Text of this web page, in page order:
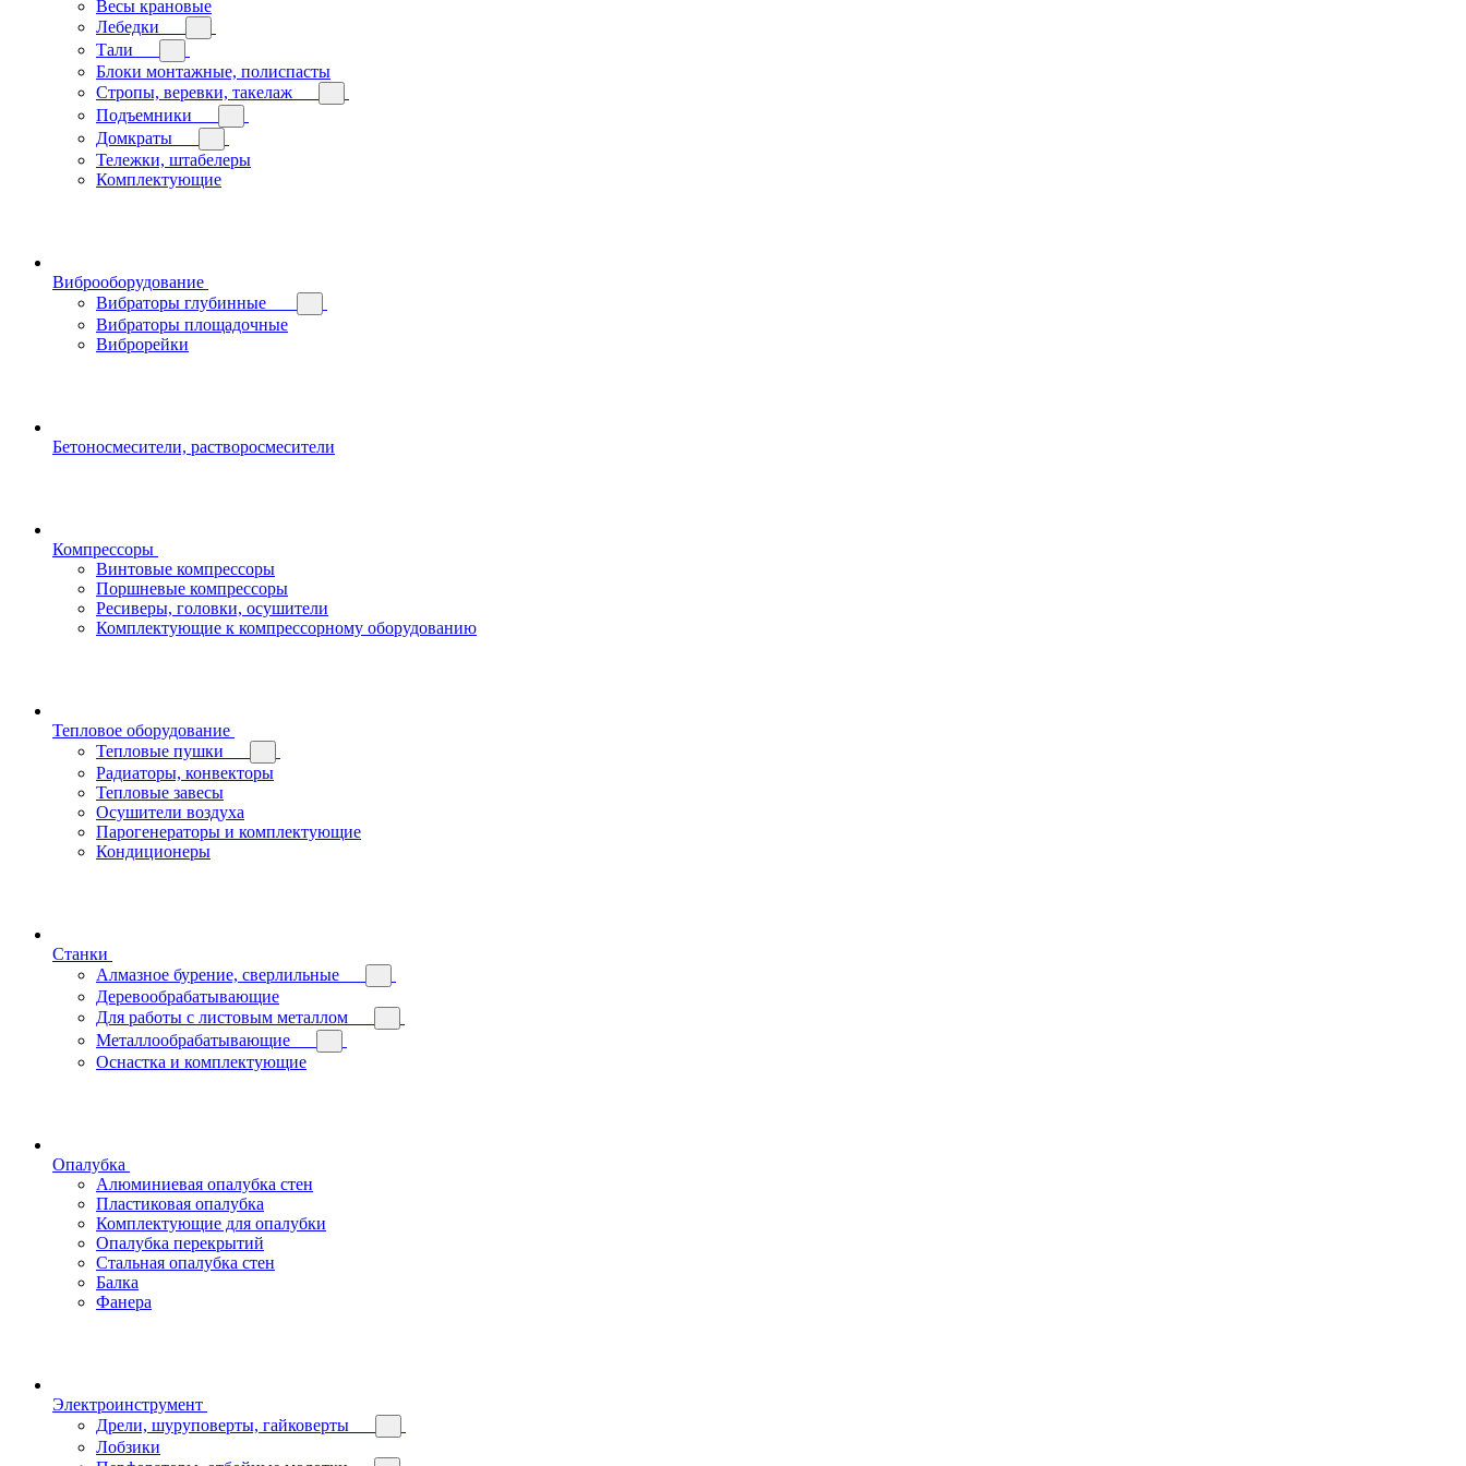
Весы крановые
Лебедки
Тали
Блоки монтажные, полиспасты
Стропы, веревки, такелаж
Подъемники
Домкраты
Тележки, штабелеры
Комплектующие
Виброоборудование
Вибраторы глубинные
Вибраторы площадочные
Виброрейки
Бетоносмесители, растворосмесители
Компрессоры
Винтовые компрессоры
Поршневые компрессоры
Ресиверы, головки, осушители
Комплектующие к компрессорному оборудованию
Тепловое оборудование
Тепловые пушки
Радиаторы, конвекторы
Тепловые завесы
Осушители воздуха
Парогенераторы и комплектующие
Кондиционеры
Станки
Алмазное бурение, сверлильные
Деревообрабатывающие
Для работы с листовым металлом
Металлообрабатывающие
Оснастка и комплектующие
Опалубка
Алюминиевая опалубка стен
Пластиковая опалубка
Комплектующие для опалубки
Опалубка перекрытий
Стальная опалубка стен
Балка
Фанера
Электроинструмент
Дрели, шуруповерты, гайковерты
Лобзики